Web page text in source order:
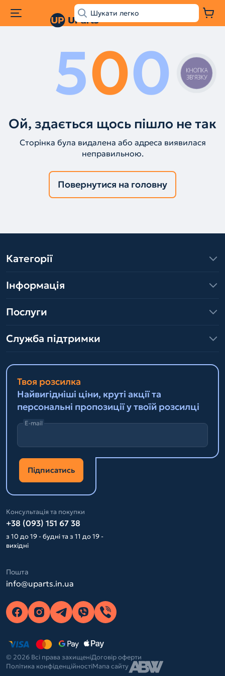
500
Ой, здається щось пішло не так
Сторінка була видалена або адреса виявилася
неправильною.
Повернутися на головну
Категорії
Інформація
Послуги
Служба підтримки
Твоя розсилка
Найвигідніші ціни, круті акції та
персональні пропозиції у твоїй розсилці
E-mail
Підписатись
Консультація та покупки
+38 (093) 151 67 38
з 10 до 19 - будні та з 11 до 19 -
вихідні
Пошта
info@uparts.in.ua
© 2026 Всі права захищеніДоговір оферти
Політика конфіденційностіМапа сайту
КНОПКА
ЗВ'ЯЗКУ